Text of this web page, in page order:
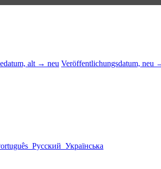
alt → neu Veröffentlichungsdatum, neu
Русский Українська